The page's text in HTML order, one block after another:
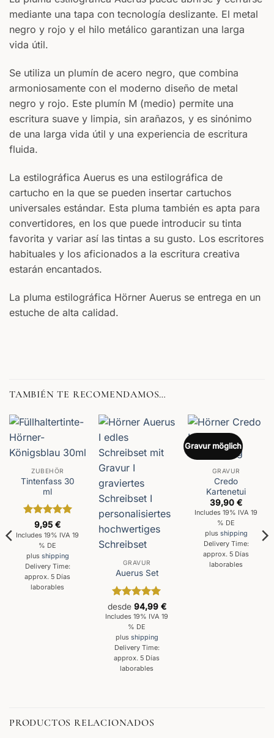
mediante una tapa con tecnología deslizante. El metal
negro y rojo y el hilo metálico garantizan una larga
vida útil.
Se utiliza un plumín de acero negro, que combina
armoniosamente con el moderno diseño de metal
negro y rojo. Este plumín M (medio) permite una
escritura suave y limpia, sin arañazos, y es sinónimo
de una larga vida útil y una experiencia de escritura
fluida.
La estilográfica Auerus es una estilográfica de
cartucho en la que se pueden insertar cartuchos
universales estándar. Esta pluma también es apta para
convertidores, en los que puede introducir su tinta
favorita y variar así las tintas a su gusto. Los escritores
habituales y los aficionados a la escritura creativa
estarán encantados.
La pluma estilográfica Hörner Auerus se entrega en un
estuche de alta calidad.
TAMBIÉN TE RECOMENDAMOS…
ZUBEHÖR
Tintenfass 30
ml
Valorado
con 5de 5
9,95€
Includes 19% IVA 19
% DE
plus shipping
Delivery Time:
approx. 5 Días
laborables
GRAVUR
Auerus Set
Valorado
con 5de 5
desde 94,99 €
Includes 19% IVA 19
% DE
plus shipping
Delivery Time:
approx. 5 Días
laborables
Gravur möglich
GRAVUR
Credo
Kartenetui
39,90€
Includes 19% IVA 19
% DE
plus shipping
Delivery Time:
approx. 5 Días
laborables
PRODUCTOS RELACIONADOS